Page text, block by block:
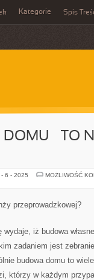
Kategorie Spis
DOMU – TO
6 - 2025
MOŻLIWOŚĆ
przeprowadzkowej?
iż budowa
zadaniem jest
budowa domu to
którzy w każdym